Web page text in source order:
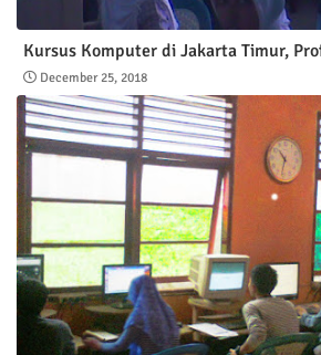
Kursus Komputer di Jakarta Timur,
December 25, 2018